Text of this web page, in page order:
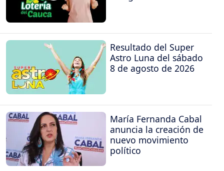
Resultado del Super
Astro Luna del sábado
8 de agosto de 2026
María Fernanda Cabal
anuncia la creación de
nuevo movimiento
político